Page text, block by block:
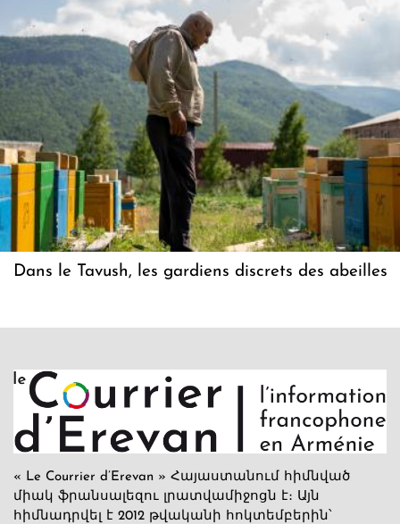
Dans le Tavush, les gardiens discrets des abeilles
« Le Courrier d’Erevan » Հայաստանում հիմնված
միակ ֆրանսալեզու լրատվամիջոցն է։ Այն
հիմնադրվել է 2012 թվականի հոկտեմբերին՝